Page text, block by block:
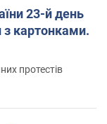
23-й день
з картонками.
протестів